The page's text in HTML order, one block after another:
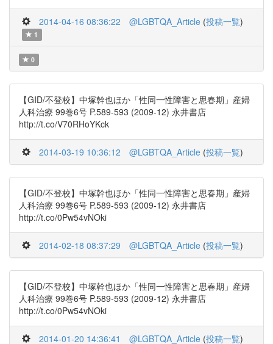
2014-04-16 08:36:22 @LGBTQA_Article (投稿一覧)
1
0
【GID/不登校】中塚幹也ほか「性同一性障害と思春期」産婦
人科治療 99巻6号 P.589-593 (2009-12) 永井書店
http://t.co/V70RHoYKck
2014-03-19 10:36:12 @LGBTQA_Article (投稿一覧)
【GID/不登校】中塚幹也ほか「性同一性障害と思春期」産婦
人科治療 99巻6号 P.589-593 (2009-12) 永井書店
http://t.co/0Pw54vNOki
2014-02-18 08:37:29 @LGBTQA_Article (投稿一覧)
【GID/不登校】中塚幹也ほか「性同一性障害と思春期」産婦
人科治療 99巻6号 P.589-593 (2009-12) 永井書店
http://t.co/0Pw54vNOki
2014-01-20 14:36:41 @LGBTQA_Article (投稿一覧)